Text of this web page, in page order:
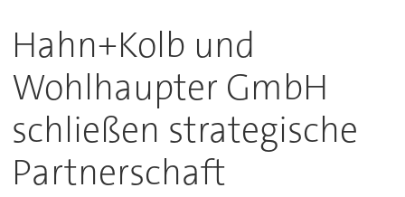
Hahn+Kolb und
Wohlhaupter GmbH
schließen strategische
Partnerschaft